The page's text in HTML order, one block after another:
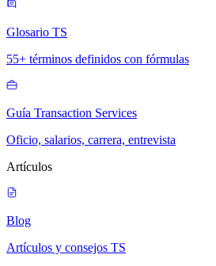
Glosario TS
55+ términos definidos con fórmulas
Guía Transaction Services
Oficio, salarios, carrera, entrevista
Artículos
Blog
Artículos y consejos TS